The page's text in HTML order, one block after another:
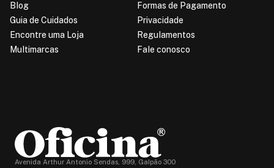
Blog
Guia de Cuidados
Encontre uma Loja
Multimarcas
Formas de Pagamento
Privacidade
Regulamentos
Fale conosco
Avenida Arthur Antonio Sendas, 999, Galpão 300